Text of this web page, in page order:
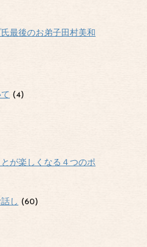
最後のお弟子田村美和
(4)
が楽しくなる４つのポ
し (60)